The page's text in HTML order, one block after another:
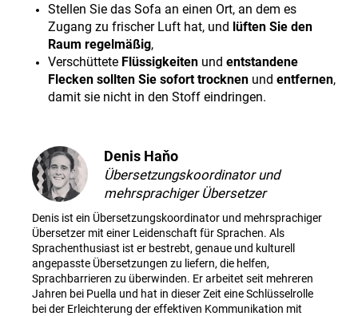
Stellen Sie das Sofa an einen Ort, an dem es
Zugang zu frischer Luft hat, und lüften Sie den
Raum regelmäßig,
Verschüttete Flüssigkeiten und entstandene
Flecken sollten Sie sofort trocknen und entfernen,
damit sie nicht in den Stoff eindringen.
Denis Haňo
Übersetzungskoordinator und
mehrsprachiger Übersetzer
Denis ist ein Übersetzungskoordinator und mehrsprachiger
Übersetzer mit einer Leidenschaft für Sprachen. Als
Sprachenthusiast ist er bestrebt, genaue und kulturell
angepasste Übersetzungen zu liefern, die helfen,
Sprachbarrieren zu überwinden. Er arbeitet seit mehreren
Jahren bei Puella und hat in dieser Zeit eine Schlüsselrolle
bei der Erleichterung der effektiven Kommunikation mit